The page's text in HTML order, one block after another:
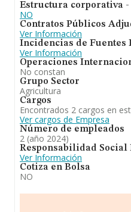
Estructura corporativa
NO
Contratos Públicos
Ver Información
Incidencias de Fuentes
Ver Información
Operaciones
No constan
Grupo Sector
Agricultura
Cargos
Encontrados 2 cargos en
Ver cargos de Empresa
Número de empleados
2 (año 2024)
Responsabilidad
Ver Información
Cotiza en Bolsa
NO